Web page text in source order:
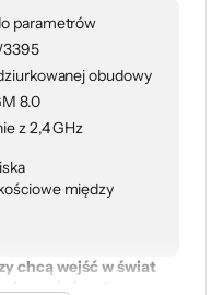
parametrów
obudowy
8.0
z 2,4 GHz
między
chcą wejść w świat